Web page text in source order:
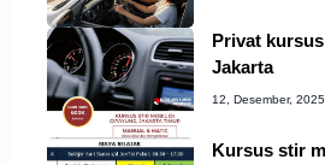
Privat
Jakarta
12, Desember,
Kursus stir